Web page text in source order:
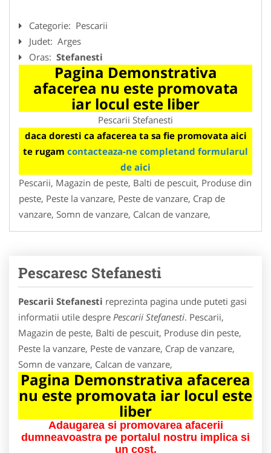
Categorie: Pescarii
Judet: Arges
Oras: Stefanesti
Pagina Demonstrativa
afacerea nu este promovata
iar locul este liber
Pescarii Stefanesti
daca doresti ca afacerea ta sa fie promovata aici
te rugam contacteaza-ne completand formularul
de aici
Pescarii, Magazin de peste, Balti de pescuit, Produse din
peste, Peste la vanzare, Peste de vanzare, Crap de
vanzare, Somn de vanzare, Calcan de vanzare,
Pescaresc Stefanesti
Pescarii Stefanesti reprezinta pagina unde puteti gasi
informatii utile despre Pescarii Stefanesti. Pescarii,
Magazin de peste, Balti de pescuit, Produse din peste,
Peste la vanzare, Peste de vanzare, Crap de vanzare,
Somn de vanzare, Calcan de vanzare,
Pagina Demonstrativa afacerea
nu este promovata iar locul este
liber
Adaugarea si promovarea afacerii
dumneavoastra pe portalul nostru implica si
un cost.